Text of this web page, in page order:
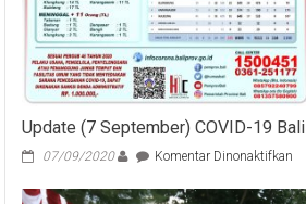
Update (7 September) COVID-19 Bali
07/09/2020 Komentar Dinonaktifkan
(7